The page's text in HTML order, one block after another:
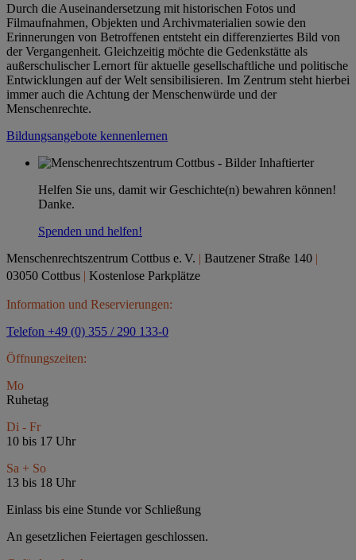
Durch die Auseinandersetzung mit historischen Fotos und
Filmaufnahmen, Objekten und Archivmaterialien sowie den
Erinnerungen von Betroffenen entsteht ein differenziertes Bild von
der Vergangenheit. Gleichzeitig möchte die Gedenkstätte als
außerschulischer Lernort für aktuelle gesellschaftliche und politische
Entwicklungen auf der Welt sensibilisieren. Im Zentrum steht hierbei
immer auch die Achtung der Menschenwürde und der
Menschenrechte.
Bildungsangebote kennenlernen
Helfen Sie uns, damit wir Geschichte(n) bewahren können!
Danke.
Spenden und helfen!
Menschenrechtszentrum Cottbus e. V. | Bautzener Straße 140 |
03050 Cottbus | Kostenlose Parkplätze
Information und Reservierungen:
Telefon +49 (0) 355 / 290 133-0
Öffnungszeiten:
Mo
Ruhetag
Di - Fr
10 bis 17 Uhr
Sa + So
13 bis 18 Uhr
Einlass bis eine Stunde vor Schließung
An gesetzlichen Feiertagen geschlossen.